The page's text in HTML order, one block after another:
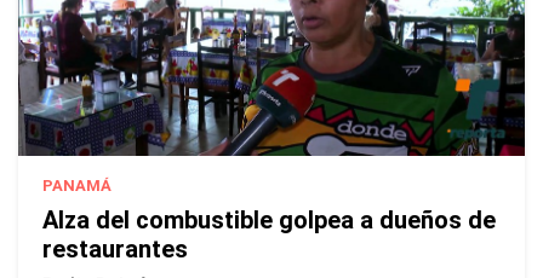
PANAMÁ
Alza del combustible golpea a dueños de
restaurantes